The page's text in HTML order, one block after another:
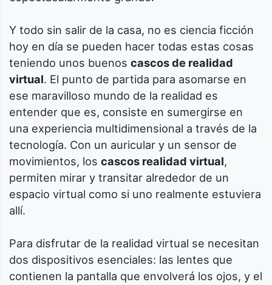
Y todo sin salir de la casa, no es ciencia ficción
hoy en día se pueden hacer todas estas cosas
teniendo unos buenos cascos de realidad
virtual. El punto de partida para asomarse en
ese maravilloso mundo de la realidad es
entender que es, consiste en sumergirse en
una experiencia multidimensional a través de la
tecnología. Con un auricular y un sensor de
movimientos, los cascos realidad virtual,
permiten mirar y transitar alrededor de un
espacio virtual como si uno realmente estuviera
allí.
Para disfrutar de la realidad virtual se necesitan
dos dispositivos esenciales: las lentes que
contienen la pantalla que envolverá los ojos, y el